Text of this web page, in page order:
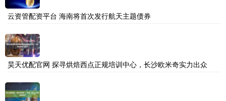
云资管配资平台 海南将首次发行航天主题债券
昊天优配官网 探寻烘焙西点正规培训中心，长沙欧米奇实力出众